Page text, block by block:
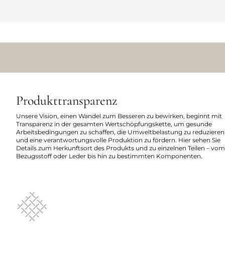
Produkttransparenz
Unsere Vision, einen Wandel zum Besseren zu bewirken, beginnt mit
Transparenz in der gesamten Wertschöpfungskette, um gesunde
Arbeitsbedingungen zu schaffen, die Umweltbelastung zu reduzieren
und eine verantwortungsvolle Produktion zu fördern. Hier sehen Sie
Details zum Herkunftsort des Produkts und zu einzelnen Teilen – vom
Bezugsstoff oder Leder bis hin zu bestimmten Komponenten.